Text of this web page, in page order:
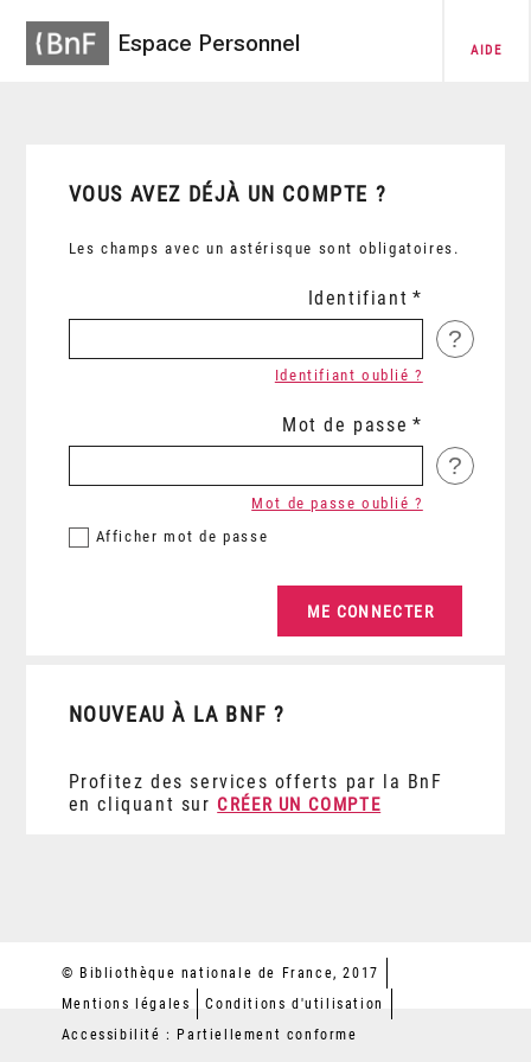
Espace Personnel AIDE
VOUS AVEZ DÉJÀ UN COMPTE ?
Les champs avec un astérisque sont obligatoires.
Identifiant
?
Identifiant oublié ?
Mot de passe
?
Afficher mot de passe
Mot de passe oublié ?
NOUVEAU À LA BNF ?
Profitez des services offerts par la BnF
en cliquant sur CRÉER UN COMPTE
© Bibliothèque nationale de France, 2017
Mentions légales
Conditions d'utilisation
Accessibilité : Partiellement conforme